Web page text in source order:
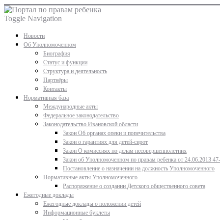
Toggle Navigation
Новости
Об Уполномоченном
Биография
Статус и функции
Структура и деятельность
Партнёры
Контакты
Нормативная база
Международные акты
Федеральное законодательство
Законодательство Ивановской области
Закон Об органах опеки и попечительства
Закон о гарантиях для детей-сирот
Закон О комиссиях по делам несовершеннолетних
Закон об Уполномоченном по правам ребенка от 24.06.2013
Постановление о назначении на должность Уполномоченного
Нормативные акты Уполномоченного
Распоряжение о создании Детского общественного совета
Ежегодные доклады
Ежегодные доклады о положении детей
Информационные буклеты